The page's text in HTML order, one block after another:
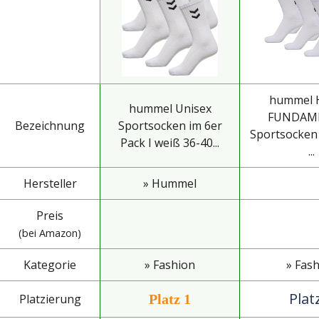
Bezeichnung
hummel Unisex
Sportsocken im 6er
Pack I weiß 36-40...
hummel
...
Hersteller » Hummel
Preis
(bei Amazon)
Kategorie » Fashion »
Platzierung Platz 1